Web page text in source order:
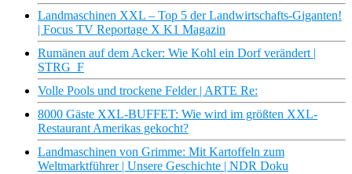
Landmaschinen XXL – Top 5 der Landwirtschafts-Giganten!
| Focus TV Reportage X K1 Magazin
Rumänen auf dem Acker: Wie Kohl ein Dorf verändert |
STRG_F
Volle Pools und trockene Felder | ARTE Re:
8000 Gäste XXL-BUFFET: Wie wird im größten XXL-
Restaurant Amerikas gekocht?
Landmaschinen von Grimme: Mit Kartoffeln zum
Weltmarktführer | Unsere Geschichte | NDR Doku